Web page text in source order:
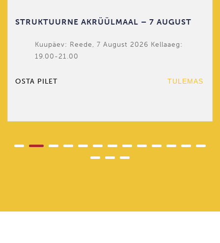
STRUKTUURNE AKRÜÜLMAAL – 7 AUGUST
Kuupäev: Reede, 7 August 2026 Kellaaeg:
19.00-21.00
OSTA PILET TULEMAS